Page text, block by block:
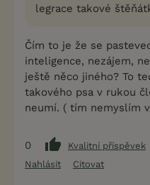
legrace takové
Čím to je že se
inteligence, nezájem,
ještě něco jiného? To
takového psa v rukou
neumí. ( tím nemyslím
0
Kvalitní příspěvek
Nahlásit
Citovat